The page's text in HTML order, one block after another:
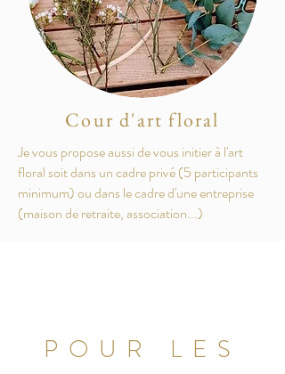
Cour d'art floral
Je vous propose aussi de vous initier à l'art
floral soit dans un cadre privé (5 participants
minimum) ou dans le cadre d'une entreprise
(maison de retraite, association...)
POUR LES